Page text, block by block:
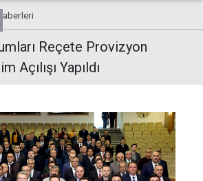
Reçete Provizyon
Açılışı Yapıldı